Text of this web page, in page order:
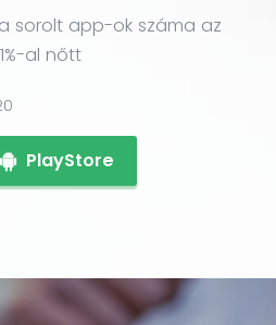
sorolt app-ok száma az
al nőtt
PlayStore